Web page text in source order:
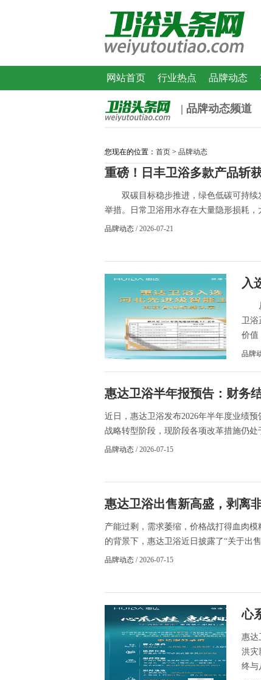
网站首页 行业热点 品牌动态
| 品牌动态频道
您现在的位置： 首页 > 品牌动态
重磅！日丰卫浴多款产品斩
双碳目标稳步推进，绿色低碳可持续
举措。日常卫浴用水存在大量隐形损耗
品牌动态 / 2026-07-21
入
从
卫浴
价值
品牌
惠达卫浴半年报预告：财务
近日，惠达卫浴发布2026年半年度业绩
战略转型阶段，现阶段各项改革措施仍
品牌动态 / 2026-07-15
惠达卫浴出售新高盛，剥离
产能过剩，需求萎缩，价格战打得血肉
的背景下，惠达卫浴近日披露了“关于出
品牌动态 / 2026-07-15
心
惠达
洪灾
终与